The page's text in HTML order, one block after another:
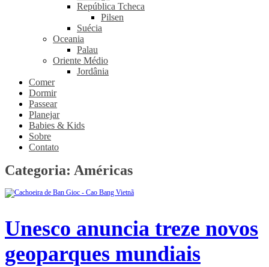
República Tcheca
Pilsen
Suécia
Oceania
Palau
Oriente Médio
Jordânia
Comer
Dormir
Passear
Planejar
Babies & Kids
Sobre
Contato
Categoria: Américas
Unesco anuncia treze novos
geoparques mundiais